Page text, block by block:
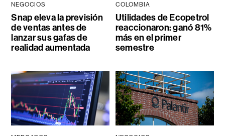
NEGOCIOS
Snap eleva la previsión
de ventas antes de
lanzar sus gafas de
realidad aumentada
COLOMBIA
Utilidades de Ecopetrol
reaccionaron: ganó 81%
más en el primer
semestre